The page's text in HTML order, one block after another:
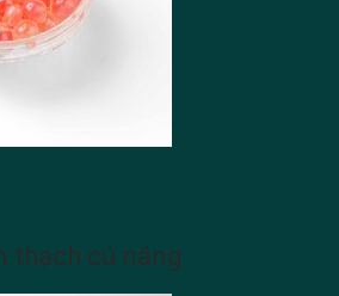
thạch củ năng